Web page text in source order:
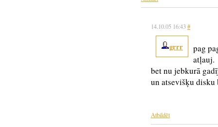
14.10.05 16:43#
grrr
pag
atļauj.
bet nu jebkurā
un atsevišķu
Atbildēt